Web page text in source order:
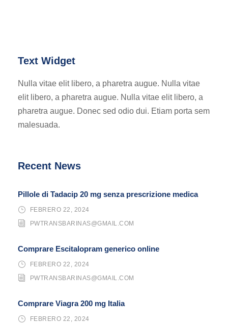
Text Widget
Nulla vitae elit libero, a pharetra augue. Nulla vitae
elit libero, a pharetra augue. Nulla vitae elit libero, a
pharetra augue. Donec sed odio dui. Etiam porta sem
malesuada.
Recent News
Pillole di Tadacip 20 mg senza prescrizione medica
FEBRERO 22, 2024
PWTRANSBARINAS@GMAIL.COM
Comprare Escitalopram generico online
FEBRERO 22, 2024
PWTRANSBARINAS@GMAIL.COM
Comprare Viagra 200 mg Italia
FEBRERO 22, 2024